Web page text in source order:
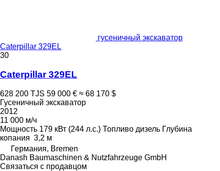
гусеничный экскаватор
Caterpillar 329EL
30
Caterpillar 329EL
628 200 TJS 59 000 € ≈ 68 170 $
Гусеничный экскаватор
2012
11 000 м/ч
Мощность 179 кВт (244 л.с.) Топливо дизель Глубина
копания 3,2 м
Германия, Bremen
Danash Baumaschinen & Nutzfahrzeuge GmbH
Связаться с продавцом